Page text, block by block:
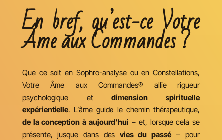
En bref, qu’est-ce Votre
Âme aux Commandes ?
Que ce soit en Sophro-analyse ou en Constellations,
Votre Âme aux Commandes® allie rigueur
psychologique etdimension spirituelle
expérientielle. L’âme guide le chemin thérapeutique,
de la conception à aujourd’hui – et, lorsque cela se
présente, jusque dans des vies du passé– pour